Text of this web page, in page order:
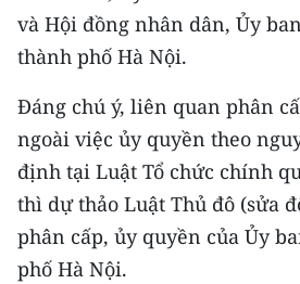
Đông Nam Bộ
Đồng bằng sông Cửu Long
Chuyên trang Hà Nội
Chuyên trang TP. Hồ Chí Minh
CHUYÊN ĐỀ
và Hội đồng nhân dân, Ủy
thành phố Hà Nội.
Đáng chú ý, liên quan phân
ngoài việc ủy quyền theo
định tại Luật Tổ chức chính
thì dự thảo Luật Thủ đô (sửa
phân cấp, ủy quyền của Ủy
phố Hà Nội.